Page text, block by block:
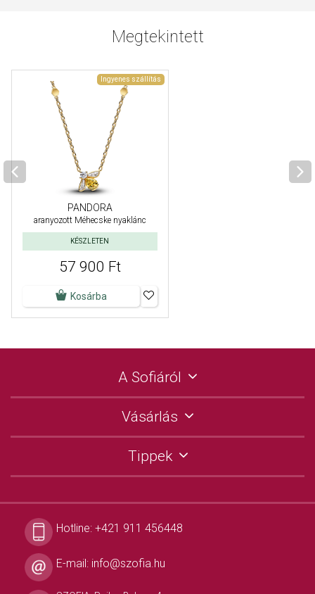
Megtekintett
Ingyenes szállítás
PANDORA
aranyozott Méhecske nyaklánc
KÉSZLETEN
57 900 Ft
Kosárba
A Sofiáról
Vásárlás
Tippek
Hotline: +421 911 456448
E-mail: info@szofia.hu